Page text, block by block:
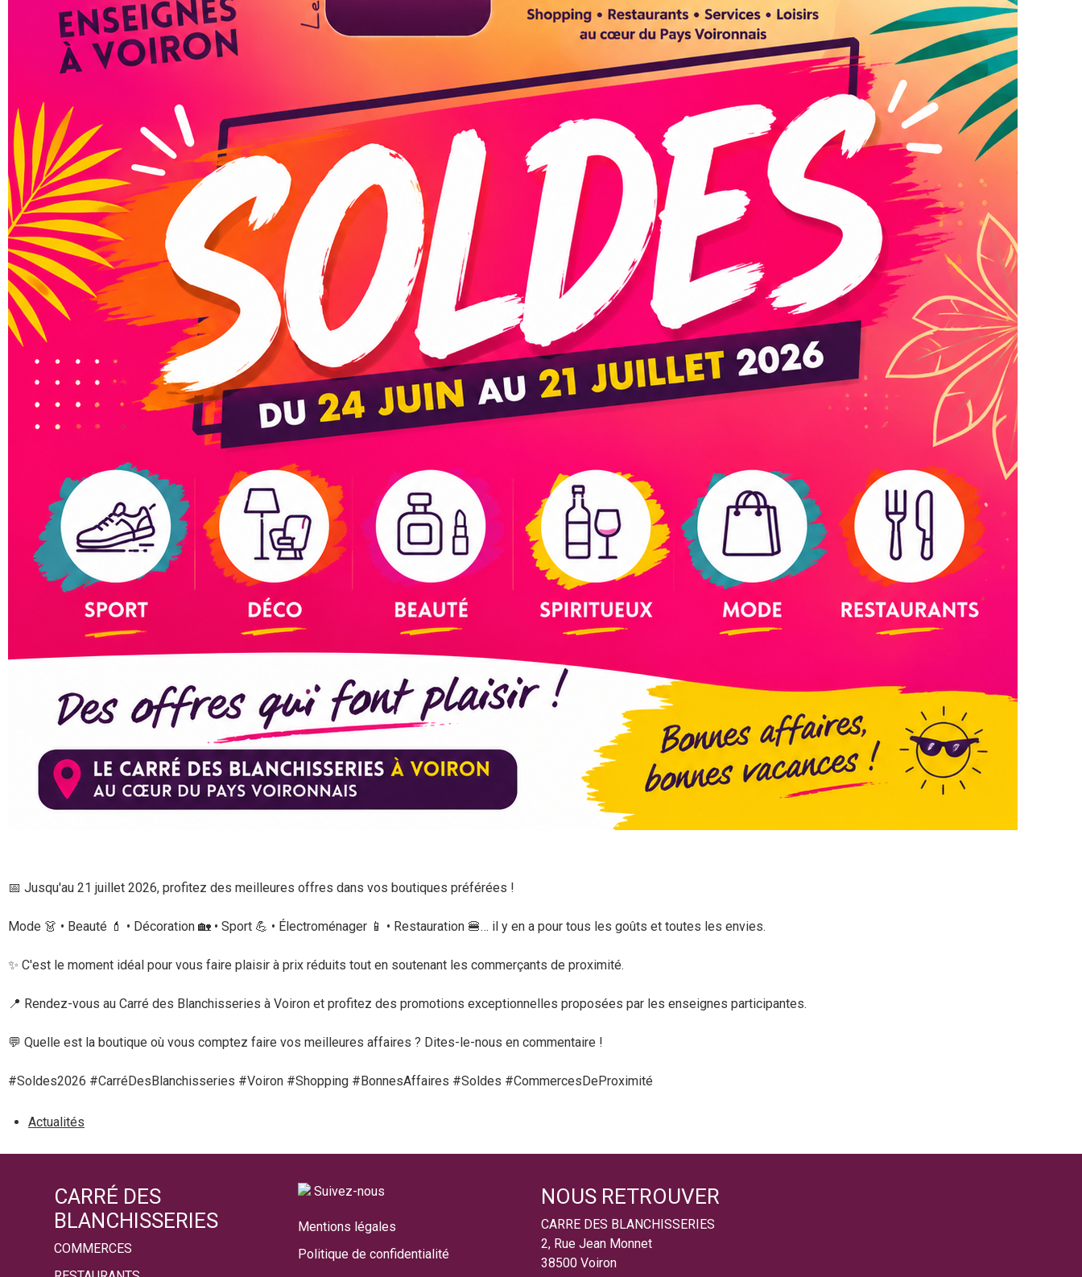
📅 Jusqu'au 21 juillet 2026, profitez des meilleures offres dans vos boutiques préférées !
Mode 👗 • Beauté 💄 • Décoration 🏡 • Sport 💪 • Électroménager 📱 • Restauration 🍔… il y en a pour tous les goûts et toutes les envies.
✨ C'est le moment idéal pour vous faire plaisir à prix réduits tout en soutenant les commerçants de proximité.
📍 Rendez-vous au Carré des Blanchisseries à Voiron et profitez des promotions exceptionnelles proposées par les enseignes participantes.
💬 Quelle est la boutique où vous comptez faire vos meilleures affaires ? Dites-le-nous en commentaire !
#Soldes2026 #CarréDesBlanchisseries #Voiron #Shopping #BonnesAffaires #Soldes #CommercesDeProximité
Actualités
CARRÉ DES
BLANCHISSERIES
COMMERCES
Suivez-nous
Mentions légales
Politique de confidentialité
NOUS RETROUVER
CARRE DES BLANCHISSERIES
2, Rue Jean Monnet
38500 Voiron